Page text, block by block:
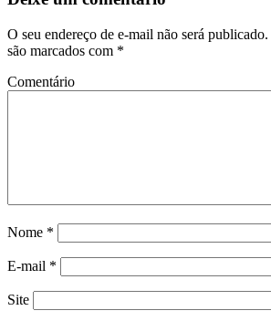
O seu endereço de e-mail não será publicado.
são marcados com *
Comentário
Nome *
E-mail *
Site